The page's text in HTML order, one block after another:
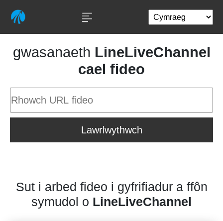
gwasanaeth LineLiveChannel
cael fideo
Lawrlwythwch
Sut i arbed fideo i gyfrifiadur a ffôn
symudol o LineLiveChannel